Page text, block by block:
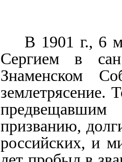
В 1901 г., 6
Сергием в сан
Знаменском
землетрясение.
предвещавшим
призванию,
российских, и